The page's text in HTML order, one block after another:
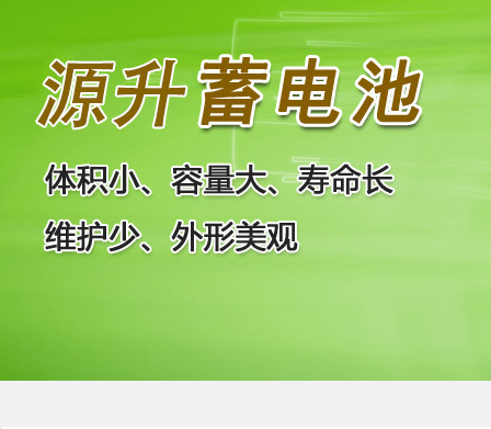
专业从事叉车、牵引车、搬运车、游览车等蓄电池的研究和制造